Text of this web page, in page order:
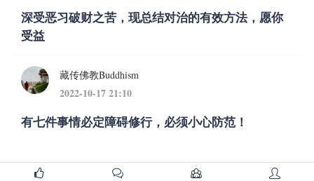
深受恶习破财之苦，现总结对治的有效方法，愿你
受益
藏传佛教Buddhism
2022-10-17 21:10
有七件事情必定障碍修行，必须小心防范！